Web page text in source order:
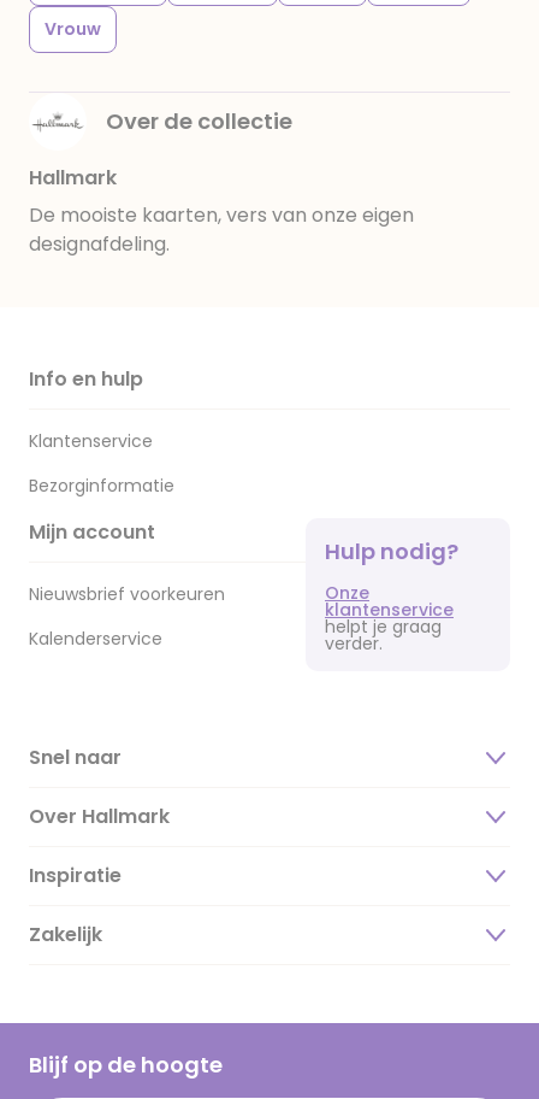
Vrouw
Over de collectie
Hallmark
De mooiste kaarten, vers van onze eigen
designafdeling.
Info en hulp
Klantenservice
Bezorginformatie
Mijn account
Nieuwsbrief voorkeuren
Kalenderservice
Hulp nodig?
Onze
klantenservice
helpt je graag
verder.
Snel naar
Over Hallmark
Over ons
Duurzaamheid
Hallmark Kaartclub
Inspiratie
Magazine
Cadeau inspiratie
Kaartinspiratie
Zakelijk
Blijf op de hoogte